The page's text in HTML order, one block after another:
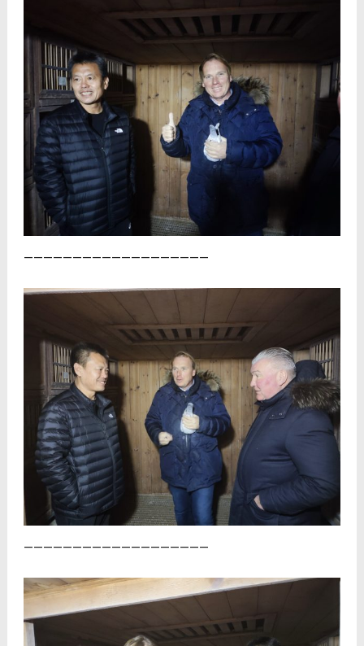
———————————————————
———————————————————